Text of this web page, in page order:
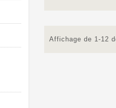
Affichage de 1-12